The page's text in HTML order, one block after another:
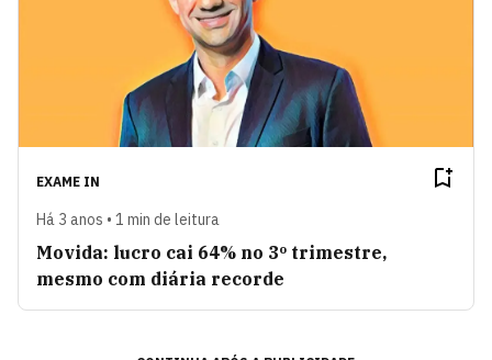
EXAME IN
Há 3 anos • 1 min de leitura
Movida: lucro cai 64% no 3º trimestre,
mesmo com diária recorde